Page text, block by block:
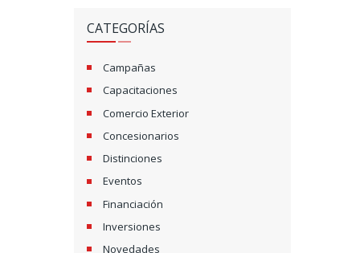
CATEGORÍAS
Campañas
Capacitaciones
Comercio Exterior
Concesionarios
Distinciones
Eventos
Financiación
Inversiones
Novedades